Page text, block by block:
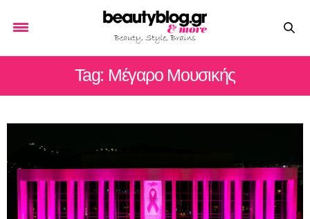
Tag: Μέγαρο Μουσικής